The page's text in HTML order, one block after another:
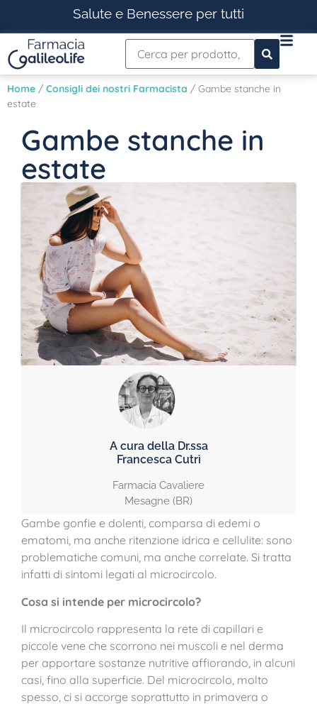
Salute e Benessere per tutti
Home / Consigli dei nostri Farmacista / Gambe stanche in
estate
Gambe stanche in
estate
A cura della Dr.ssa
Francesca Cutrì
Farmacia Cavaliere
Mesagne (BR)
Gambe gonfie e dolenti, comparsa di edemi o
ematomi, ma anche ritenzione idrica e cellulite: sono
problematiche comuni, ma anche correlate. Si tratta
infatti di sintomi legati al microcircolo.
Cosa si intende per microcircolo?
Il microcircolo rappresenta la rete di capillari e
piccole vene che scorrono nei muscoli e nel derma
per apportare sostanze nutritive affiorando, in alcuni
casi, fino alla superficie. Del microcircolo, molto
spesso, ci si accorge soprattutto in primavera o